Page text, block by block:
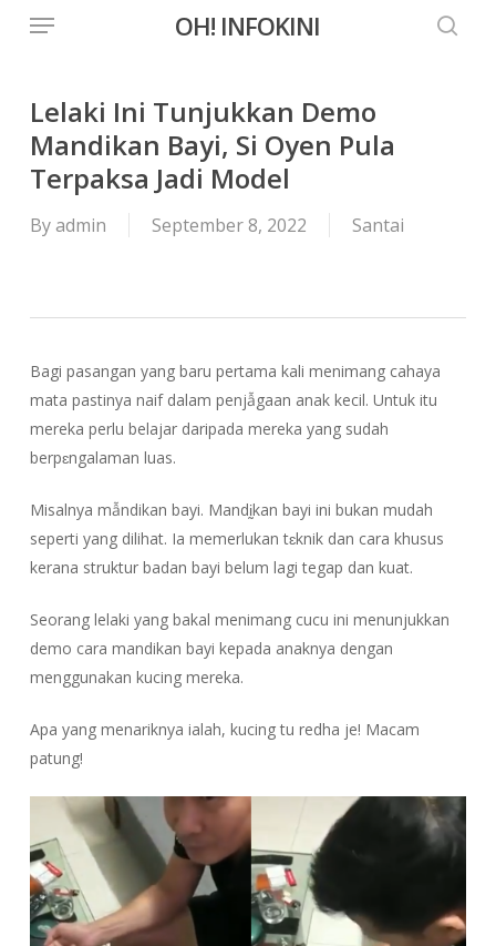
content
OH! INFOKINI
Menu
Lelaki Ini Tunjukkan Demo
Mandikan Bayi, Si Oyen Pula
Terpaksa Jadi Model
Byadmin September 8, 2022 Santai
Bagi pasangan yang baru pertama kali menimang cahaya
mata pastinya naif dalam penjẫgaan anak kecil. Untuk itu
mereka perlu belajar daripada mereka yang sudah
berpɛngalaman luas.
Misalnya mẫndikan bayi. Mandḭkan bayi ini bukan mudah
seperti yang dilihat. Ia memerlukan tɛknik dan cara khusus
kerana struktur badan bayi belum lagi tegap dan kuat.
Seorang lelaki yang bakal menimang cucu ini menunjukkan
demo cara mandikan bayi kepada anaknya dengan
menggunakan kucing mereka.
Apa yang menariknya ialah, kucing tu redha je! Macam
patung!